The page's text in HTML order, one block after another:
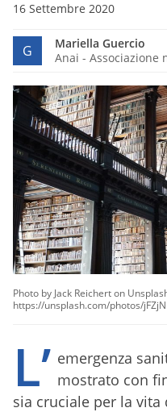
16 Settembre 2020
G
Mariella Guercio
Anai - Associazione
Photo by Jack Reichert on
https://unsplash.com/photos/
L’ emergenza
mostrato con
sia cruciale per la vita